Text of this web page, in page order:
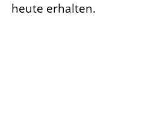
heute erhalten.